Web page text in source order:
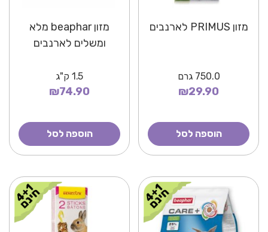
מזון PRIMUS לארנבים
750.0 גרם
₪29.90
הוספה לסל
מזון beaphar מלא
ומשלים לארנבים
1.5 ק"ג
₪74.90
הוספה לסל